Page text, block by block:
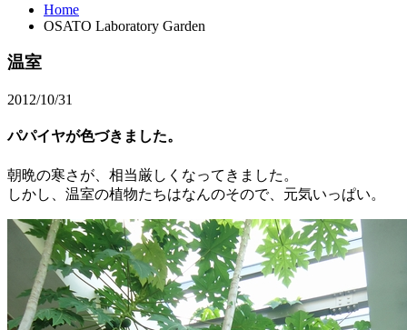
Home
OSATO Laboratory Garden
温室
2012/10/31
パパイヤが色づきました。
朝晩の寒さが、相当厳しくなってきました。
しかし、温室の植物たちはなんのそので、元気いっぱい。